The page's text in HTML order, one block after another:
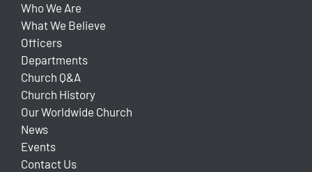
Who We Are
What We Believe
Officers
Departments
Church Q&A
Church History
Our Worldwide Church
News
Events
Contact Us